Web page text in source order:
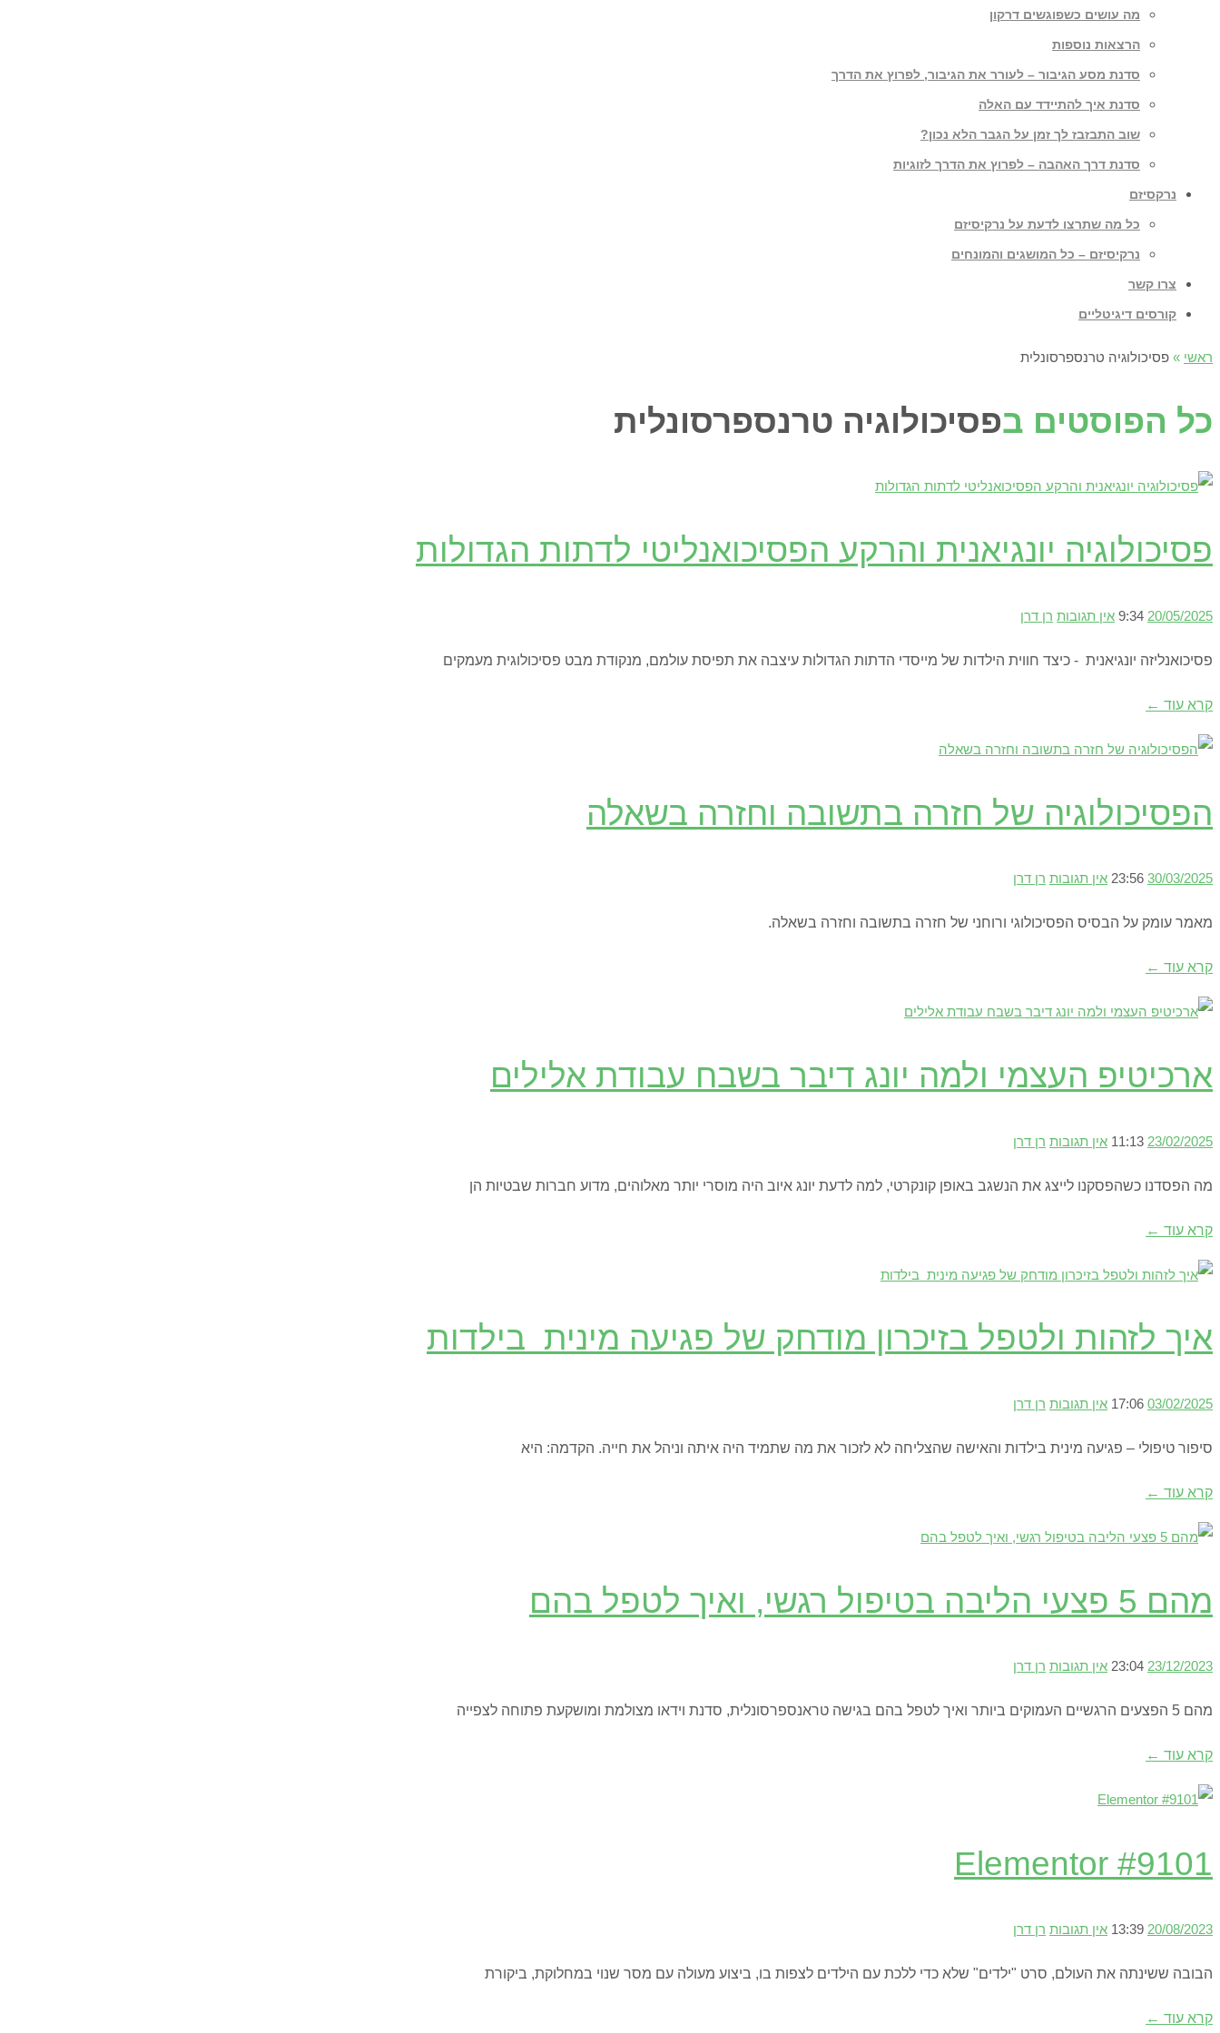
מה עושים כשפוגשים דרקון
הרצאות נוספות
סדנת מסע הגיבור – לעורר את הגיבור, לפרוץ את הדרך
סדנת איך להתיידד עם האלה
שוב התבזבז לך זמן על הגבר הלא נכון?
סדנת דרך האהבה – לפרוץ את הדרך לזוגיות
נרקסיזם
כל מה שתרצו לדעת על נרקיסיזם
נרקיסיזם – כל המושגים והמונחים
צרו קשר
קורסים דיגיטליים
ראשי » פסיכולוגיה טרנספרסונלית
כל הפוסטים בפסיכולוגיה טרנספרסונלית
פסיכולוגיה יונגיאנית והרקע הפסיכואנליטי לדתות הגדולות
20/05/2025
9:34 אין תגובות רן דרן
פסיכואנליזה יונגיאנית - כיצד חווית הילדות של מייסדי הדתות הגדולות עיצבה את תפיסת עולמם, מנקודת מבט פסיכולוגית מעמקים
קרא עוד ←
הפסיכולוגיה של חזרה בתשובה וחזרה בשאלה
30/03/2025
23:56 אין תגובות רן דרן
מאמר עומק על הבסיס הפסיכולוגי ורוחני של חזרה בתשובה וחזרה בשאלה.
קרא עוד ←
ארכיטיפ העצמי ולמה יונג דיבר בשבח עבודת אלילים
23/02/2025
11:13 אין תגובות רן דרן
מה הפסדנו כשהפסקנו לייצג את הנשגב באופן קונקרטי, למה לדעת יונג איוב היה מוסרי יותר מאלוהים, מדוע חברות שבטיות הן
קרא עוד ←
איך לזהות ולטפל בזיכרון מודחק של פגיעה מינית בילדות
03/02/2025
17:06 אין תגובות רן דרן
סיפור טיפולי – פגיעה מינית בילדות והאישה שהצליחה לא לזכור את מה שתמיד היה איתה וניהל את חייה. הקדמה: היא
קרא עוד ←
מהם 5 פצעי הליבה בטיפול רגשי, ואיך לטפל בהם
23/12/2023
23:04 אין תגובות רן דרן
מהם 5 הפצעים הרגשיים העמוקים ביותר ואיך לטפל בהם בגישה טראנספרסונלית, סדנת וידאו מצולמת ומושקעת פתוחה לצפייה
קרא עוד ←
Elementor #9101
20/08/2023
13:39 אין תגובות רן דרן
הבובה ששינתה את העולם, סרט "ילדים" שלא כדי ללכת עם הילדים לצפות בו, ביצוע מעולה עם מסר שנוי במחלוקת, ביקורת
קרא עוד ←